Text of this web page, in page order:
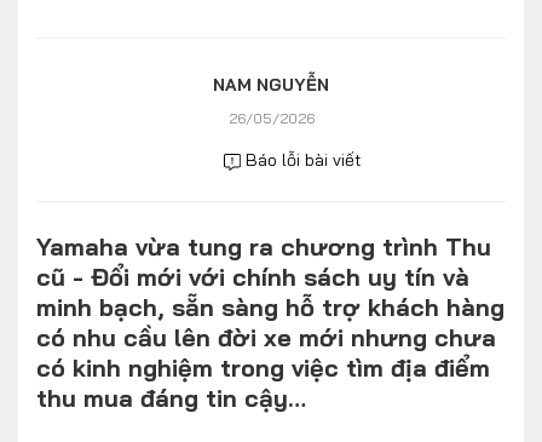
Infographics
Album ảnh
Video
TRA CỨU XE
NAM NGUYỄN
26/05/2026
Báo lỗi bài viết
Yamaha vừa tung ra chương trình Thu
cũ - Đổi mới với chính sách uy tín và
minh bạch, sẵn sàng hỗ trợ khách hàng
có nhu cầu lên đời xe mới nhưng chưa
có kinh nghiệm trong việc tìm địa điểm
thu mua đáng tin cậy…